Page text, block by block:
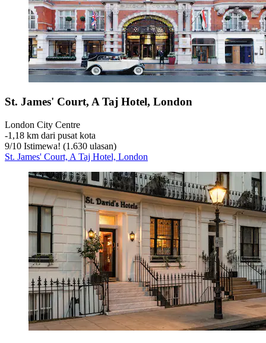
St. James' Court, A Taj Hotel, London
London City Centre
‐1,18 km dari pusat kota
9/10 Istimewa! (1.630 ulasan)
St. James' Court, A Taj Hotel, London